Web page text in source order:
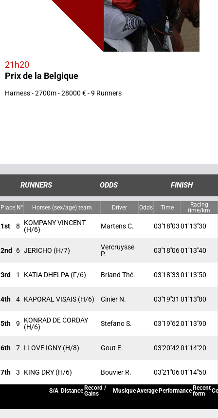
21h20
Prix de la Belgique
Harness - 2700m - 28000 € - 9 Runners
RUNNERS ODDS FINISH
Place N° Horses (sex/age) team Driver Odds Time
Racing
time/km
1st 8
KOMPANY VINCENT
(H/6)
Martens C. 03'18''0301'13''30
2nd 6 JERICHO (H/7)
Vercruysse
P.
03'18''0601'13''40
3rd 1 KATIA DHELPA (F/6) Briand Thé. 03'18''3301'13''50
4th 4 KAPORAL VISAIS (H/6) Cinier N. 03'19''31 01'13''80
5th 9
KONRAD DE CORDAY
(H/6)
Stefano S. 03'19''6201'13''90
6th 7 I LOVE IGNY (H/8) Gout E. 03'20''4201'14''20
7th 3 KING DRY (H/6) Bouvier R. 03'21''0601'14''50
S/A Distance Record /
Gains
MusiqueAverage Performance Recent
form